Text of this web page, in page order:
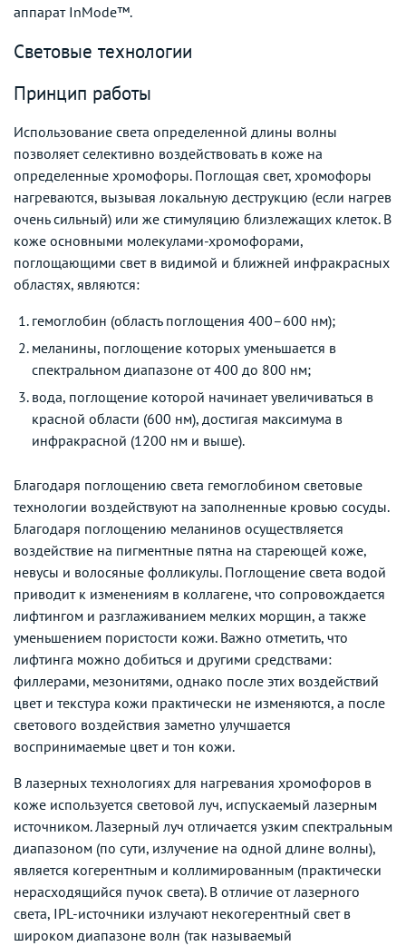
аппарат InMode™.
Световые технологии
Принцип работы
Использование света определенной длины волны
позволяет селективно воздействовать в коже на
определенные хромофоры. Поглощая свет, хромофоры
нагреваются, вызывая локальную деструкцию (если нагрев
очень сильный) или же стимуляцию близлежащих клеток. В
коже основными молекулами-хромофорами,
поглощающими свет в видимой и ближней инфракрасных
областях, являются:
гемоглобин (область поглощения 400–600 нм);
меланины, поглощение которых уменьшается в
спектральном диапазоне от 400 до 800 нм;
вода, поглощение которой начинает увеличиваться в
красной области (600 нм), достигая максимума в
инфракрасной (1200 нм и выше).
Благодаря поглощению света гемоглобином световые
технологии воздействуют на заполненные кровью сосуды.
Благодаря поглощению меланинов осуществляется
воздействие на пигментные пятна на стареющей коже,
невусы и волосяные фолликулы. Поглощение света водой
приводит к изменениям в коллагене, что сопровождается
лифтингом и разглаживанием мелких морщин, а также
уменьшением пористости кожи. Важно отметить, что
лифтинга можно добиться и другими средствами:
филлерами, мезонитями, однако после этих воздействий
цвет и текстура кожи практически не изменяются, а после
светового воздействия заметно улучшается
воспринимаемые цвет и тон кожи.
В лазерных технологиях для нагревания хромофоров в
коже используется световой луч, испускаемый лазерным
источником. Лазерный луч отличается узким спектральным
диапазоном (по сути, излучение на одной длине волны),
является когерентным и коллимированным (практически
нерасходящийся пучок света). В отличие от лазерного
света, IPL-источники излучают некогерентный свет в
широком диапазоне волн (так называемый